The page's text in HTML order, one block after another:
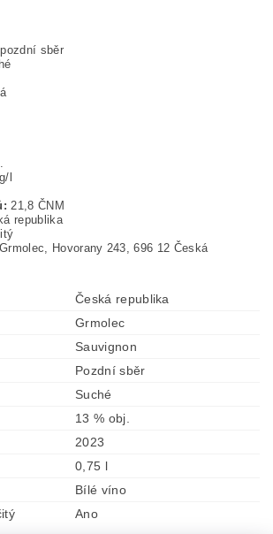
pozdní sběr
l
21,8 ČNM
republika
Hovorany 243, 696 12 Česká
Česká republika
Grmolec
Sauvignon
Pozdní sběr
Suché
13 % obj.
2023
0,75 l
Bílé víno
Ano